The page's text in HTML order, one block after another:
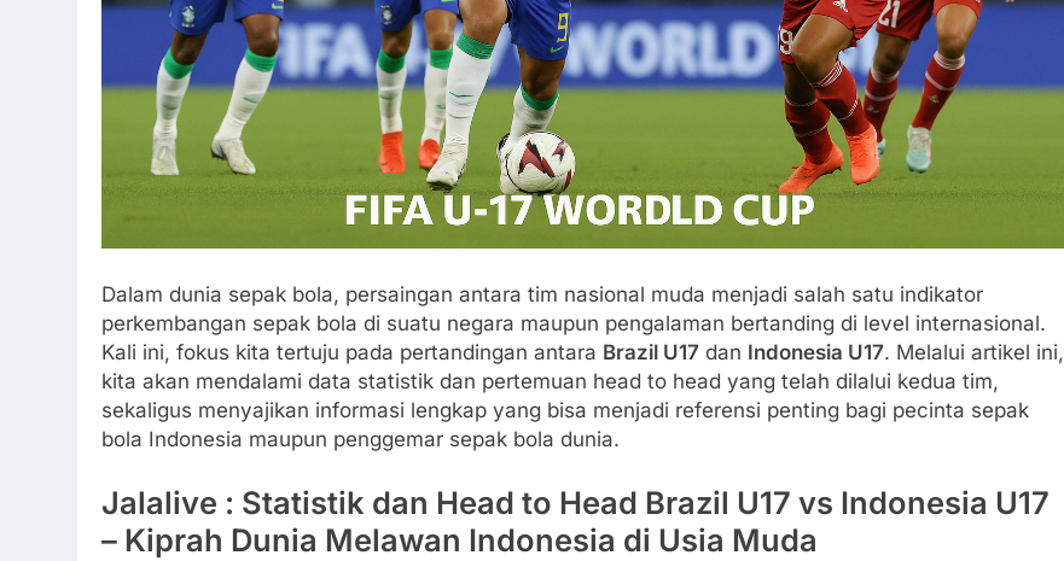
Dalam dunia sepak bola, persaingan antara tim nasional muda menjadi salah satu indikator
perkembangan sepak bola di suatu negara maupun pengalaman bertanding di level internasional.
Kali ini, fokus kita tertuju pada pertandingan antara Brazil U17 dan Indonesia U17. Melalui artikel ini,
kita akan mendalami data statistik dan pertemuan head to head yang telah dilalui kedua tim,
sekaligus menyajikan informasi lengkap yang bisa menjadi referensi penting bagi pecinta sepak
bola Indonesia maupun penggemar sepak bola dunia.
Jalalive : Statistik dan Head to Head Brazil U17 vs Indonesia U17
– Kiprah Dunia Melawan Indonesia di Usia Muda